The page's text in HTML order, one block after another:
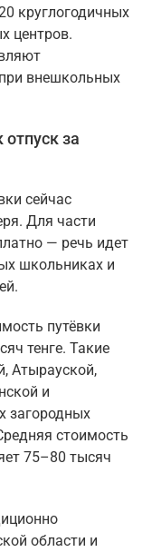
круглогодичных
центров.
внешкольных
за
сейчас
Для части
— речь идет
школьниках и
путёвки
тенге. Такие
Атырауской,
и
загородных
стоимость
75–80 тысяч
области и